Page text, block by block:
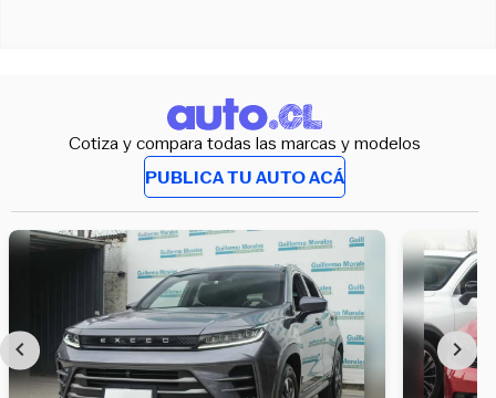
Cotiza y compara todas las marcas y modelos
PUBLICA TU AUTO ACÁ